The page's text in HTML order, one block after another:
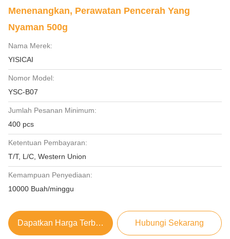
Menenangkan, Perawatan Pencerah Yang
Nyaman 500g
Nama Merek:
YISICAI
Nomor Model:
YSC-B07
Jumlah Pesanan Minimum:
400 pcs
Ketentuan Pembayaran:
T/T, L/C, Western Union
Kemampuan Penyediaan:
10000 Buah/minggu
Dapatkan Harga Terbaik Hubungi Sekarang